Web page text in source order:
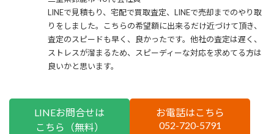
LINEで見積もり、宅配で買取査定、LINEで売却までのやり取
りをしました。こちらの希望額に出来るだけ近づけて頂き、
査定のスピードも早く、良かったです。他社の査定は遅く、
ストレスが溜まるため、スピーディーな対応を求めてる方は
良いかと思います。
LINEお問合せは
こちら（無料）
お電話はこちら
052-720-5791